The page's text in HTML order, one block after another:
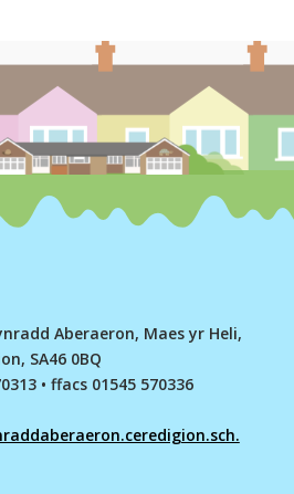
Aberaeron, Maes yr Heli,
SA46 0BQ
• ffacs 01545 570336